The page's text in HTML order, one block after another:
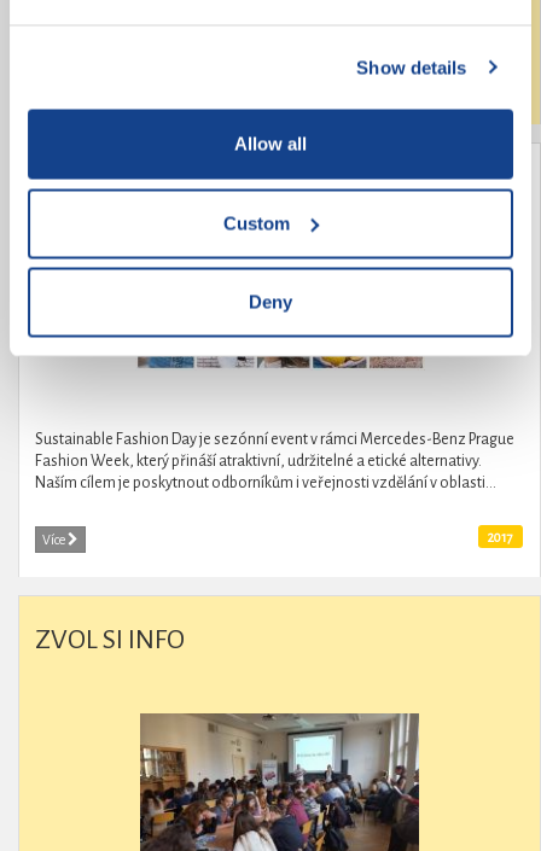
Show details
Allow all
Custom
Deny
Módní revolucionářka Kamila Boudová -
organizátorka Sustainable Fashion Day
Sustainable Fashion Day je sezónní event v rámci Mercedes-Benz Prague
Fashion Week, který přináší atraktivní, udržitelné a etické alternativy.
Naším cílem je poskytnout odborníkům i veřejnosti vzdělání v oblasti...
Více 2017
ZVOL SI INFO